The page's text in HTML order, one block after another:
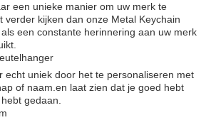
een unieke manier om uw merk te
verder kijken dan onze Metal Keychain
een constante herinnering aan uw merk
echt uniek door het te personaliseren met
of naam.en laat zien dat je goed hebt
gedaan.